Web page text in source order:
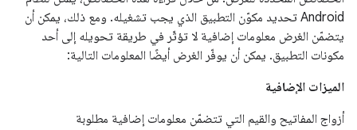
Android تحديد مكوّن التطبيق الذي يجب تشغيله. ومع ذلك، يمكن أن
يتضمّن الغرض معلومات إضافية لا تؤثّر في طريقة تحويله إلى أحد
مكونات التطبيق. يمكن أن يوفّر الغرض أيضًا المعلومات التالية:
الميزات الإضافية
أزواج المفاتيح والقيم التي تتضمّن معلومات إضافية مطلوبة